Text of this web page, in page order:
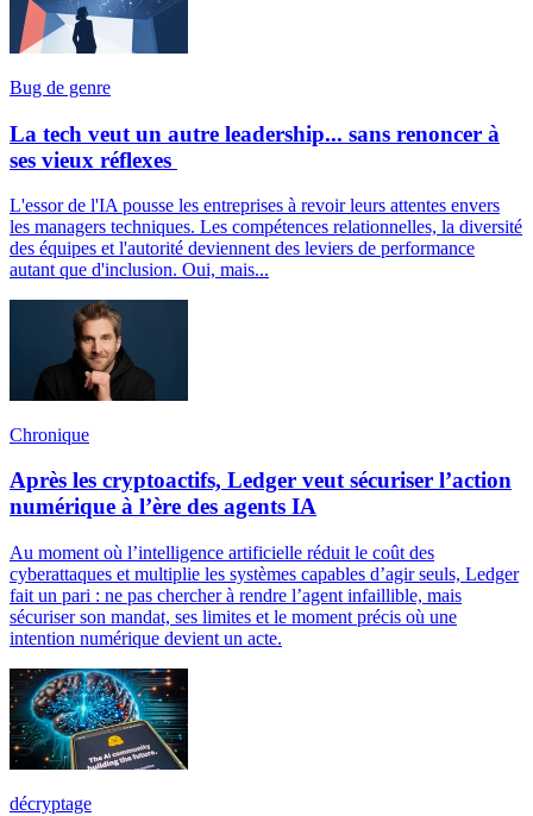
Bug de genre
La tech veut un autre leadership... sans renoncer à
ses vieux réflexes
L'essor de l'IA pousse les entreprises à revoir leurs attentes envers
les managers techniques. Les compétences relationnelles, la diversité
des équipes et l'autorité deviennent des leviers de performance
autant que d'inclusion. Oui, mais...
Chronique
Après les cryptoactifs, Ledger veut sécuriser l’action
numérique à l’ère des agents IA
Au moment où l’intelligence artificielle réduit le coût des
cyberattaques et multiplie les systèmes capables d’agir seuls, Ledger
fait un pari : ne pas chercher à rendre l’agent infaillible, mais
sécuriser son mandat, ses limites et le moment précis où une
intention numérique devient un acte.
décryptage